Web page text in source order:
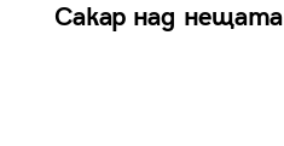
Сакар над нещата